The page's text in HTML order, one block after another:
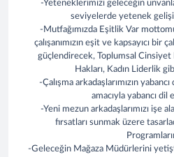
-Yeteneklerimizi geleceğin
seviyelerde yetenek
-Mutfağımızda Eşitlik Var
çalışanımızın eşit ve kapsayıcı bir
güçlendirecek, Toplumsal Cinsiyet
Hakları, Kadın Liderlik
-Çalışma arkadaşlarımızın
amacıyla yabancı
-Yeni mezun arkadaşlarımızı işe
fırsatları sunmak üzere
-Geleceğin Mağaza Müdürlerini